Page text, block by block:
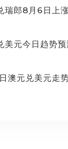
瑞郎8月6日上
美元今日趋势
澳元兑美元走